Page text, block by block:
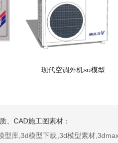
现代空调外机su模型
、CAD施工图素材：
型库,3d模型下载,3d模型素材